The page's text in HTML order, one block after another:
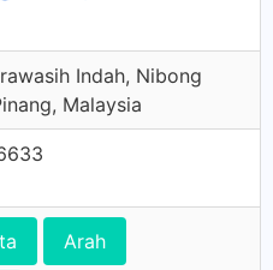
Indah, Nibong
Malaysia
Arah